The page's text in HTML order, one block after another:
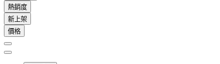
熱銷度
新上架
價格